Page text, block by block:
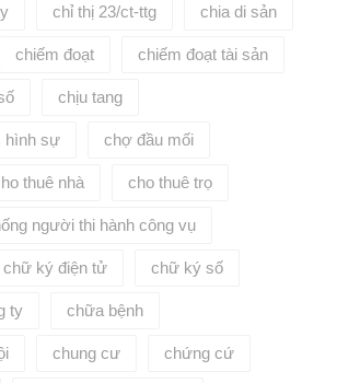
chỉ thị 23/ct-ttg chia di sản
chiếm đoạt chiếm đoạt tài sản
chịu tang
hình sự chợ đầu mối
thuê nhà cho thuê trọ
người thi hành công vụ
chữ ký điện tử chữ ký số
ty chữa bệnh
chung cư chứng cứ